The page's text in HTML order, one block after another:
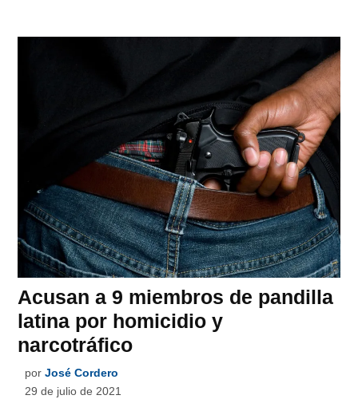
Acusan a 9 miembros de pandilla
latina por homicidio y
narcotráfico
por José Cordero
29 de julio de 2021